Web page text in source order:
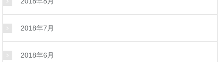
2018年7月
2018年6月